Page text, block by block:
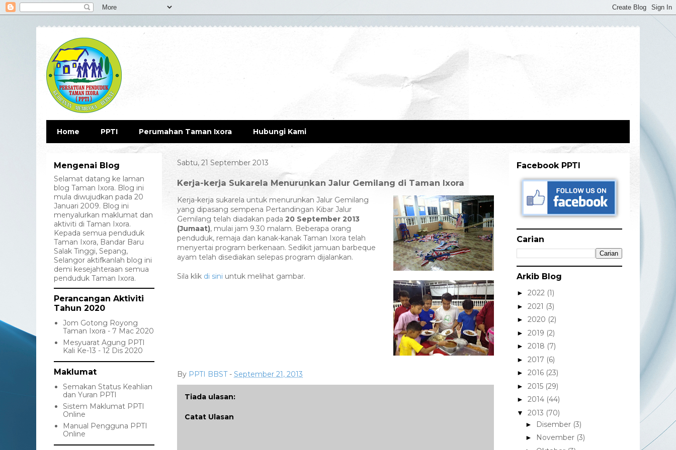
Home PPTI Perumahan Taman Ixora Hubungi Kami
Sabtu, 21 September 2013
Kerja-kerja Sukarela Menurunkan Jalur Gemilang di Taman Ixora
Kerja-kerja sukarela untuk menurunkan Jalur Gemilang
yang dipasang sempena Pertandingan Kibar Jalur
Gemilang telah diadakan pada 20 September 2013
(Jumaat), mulai jam 9.30 malam. Beberapa orang
penduduk, remaja dan kanak-kanak Taman Ixora telah
menyertai program berkenaan. Sedikit jamuan barbeque
ayam telah disediakan selepas program dijalankan.
Sila klik di sini untuk melihat gambar.
By PPTI BBST - September 21, 2013
Tiada ulasan:
Catat Ulasan
Mengenai Blog
Selamat datang ke laman
blog Taman Ixora. Blog ini
mula diwujudkan pada 20
Januari 2009. Blog ini
menyalurkan maklumat dan
aktiviti di Taman Ixora.
Kepada semua penduduk
Taman Ixora, Bandar Baru
Salak Tinggi, Sepang,
Selangor aktifkanlah blog ini
demi kesejahteraan semua
penduduk Taman Ixora.
Perancangan Aktiviti
Tahun 2020
Jom Gotong Royong
Taman Ixora - 7 Mac 2020
Mesyuarat Agung PPTI
Kali Ke-13 - 12 Dis 2020
Maklumat
Semakan Status Keahlian
dan Yuran PPTI
Sistem Maklumat PPTI
Online
Manual Pengguna PPTI
Online
Facebook PPTI
Carian
Arkib Blog
► 2022 (1)
► 2021 (3)
► 2020 (2)
► 2019 (2)
► 2018 (7)
► 2017 (6)
► 2016 (23)
► 2015 (29)
► 2014 (44)
▼ 2013 (70)
► Disember (3)
► November (3)